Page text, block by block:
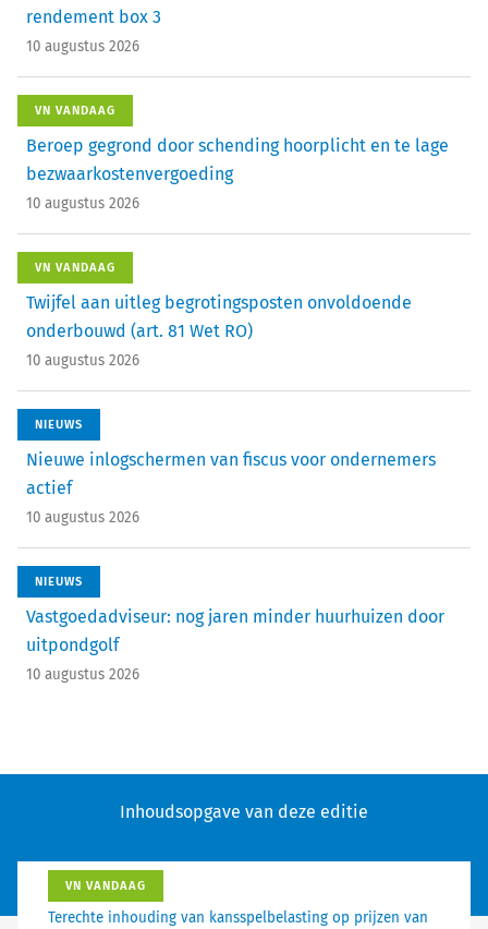
rendement box 3
10 augustus 2026
VN VANDAAG
Beroep gegrond door schending hoorplicht en te lage
bezwaarkostenvergoeding
10 augustus 2026
VN VANDAAG
Twijfel aan uitleg begrotingsposten onvoldoende
onderbouwd (art. 81 Wet RO)
10 augustus 2026
NIEUWS
Nieuwe inlogschermen van fiscus voor ondernemers
actief
10 augustus 2026
NIEUWS
Vastgoedadviseur: nog jaren minder huurhuizen door
uitpondgolf
10 augustus 2026
Inhoudsopgave van deze editie
VN VANDAAG
Terechte inhouding van kansspelbelasting op prijzen van